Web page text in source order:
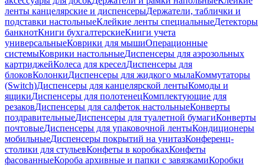
ленты канцелярские и диспенсерыДержатели, таблички и
подставки настольныеКлейкие ленты специальныеДетекторы
банкнотКниги бухгалтерскиеКниги учета
универсальныеКоврики для мышиОперационные
системыКоврики настольныеДиспенсеры для аэрозольных
картриджейКолеса для креселДиспенсеры для
блоковКолонкиДиспенсеры для жидкого мылаКоммутаторы
(Switch)Диспенсеры для канцелярской лентыКомоды и
ящикиДиспенсеры для полотенецКомплектующие для
резаковДиспенсеры для салфеток настольныеКонверты
поздравительныеДиспенсеры для туалетной бумагиКонверты
почтовыеДиспенсеры для упаковочной лентыКондиционеры
мобильныеДиспенсеры покрытий на унитазКонференц-
столики для стульевКонфеты в коробкахКонфеты
фасованныеКороба архивные и папки с завязкамиКоробки